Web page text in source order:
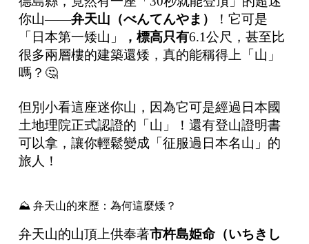
你山——弁天山（べんてんやま）
！它可是
「日本第一矮山」
，標高只有6.1公尺，甚至比
很多兩層樓的建築還矮，真的能稱得上「山」
嗎？🤔
但別小看這座迷你山，因為它可是經過日本國
土地理院正式認證的「山」！還有登山證明書
可以拿，讓你輕鬆變成「征服過日本名山」的
旅人！
⛰️ 弁天山的來歷：為何這麼矮？
弁天山的山頂上供奉著市杵島姫命（いちきし